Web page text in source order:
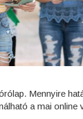
Mennyire
a mai online